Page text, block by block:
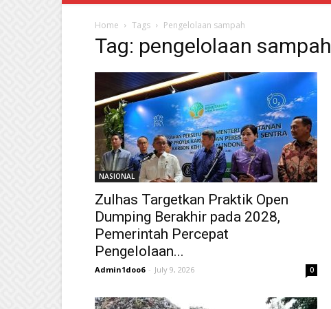
Home Tags Pengelolaan sampah
Tag: pengelolaan sampah
NASIONAL
Zulhas Targetkan Praktik Open
Dumping Berakhir pada 2028,
Pemerintah Percepat
Pengelolaan...
Admin1doo6 - July 9, 2026 0